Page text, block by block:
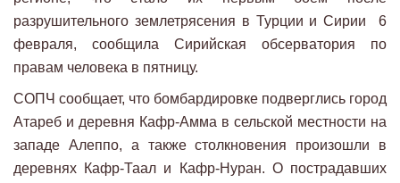
разрушительного землетрясения в Турции и Сирии 6
февраля, сообщила Сирийская обсерватория по
правам человека в пятницу.
СОПЧ сообщает, что бомбардировке подверглись город
Атареб и деревня Кафр-Амма в сельской местности на
западе Алеппо, а также столкновения произошли в
деревнях Кафр-Таал и Кафр-Нуран. О пострадавших